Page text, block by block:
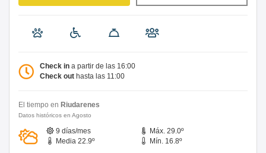
Check in a partir de las 16:00
Check out hasta las 11:00
El tiempo en Riudarenes
Datos históricos en Agosto
9 días/mes
Máx. 29.0º
Media 22.9º
Mín. 16.8º